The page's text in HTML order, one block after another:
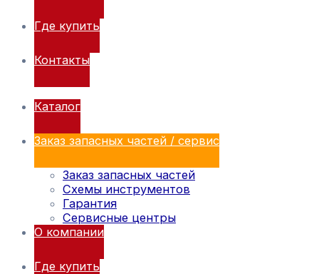
Где купить
Контакты
Каталог
Заказ запасных частей / сервис
Заказ запасных частей
Схемы инструментов
Гарантия
Сервисные центры
О компании
Где купить